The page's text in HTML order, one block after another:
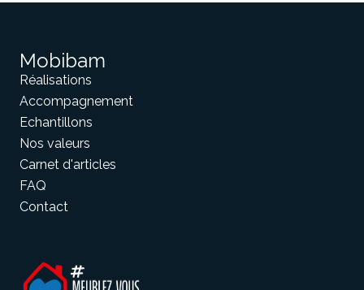
Mobibam
Réalisations
Accompagnement
Echantillons
Nos valeurs
Carnet d'articles
FAQ
Contact